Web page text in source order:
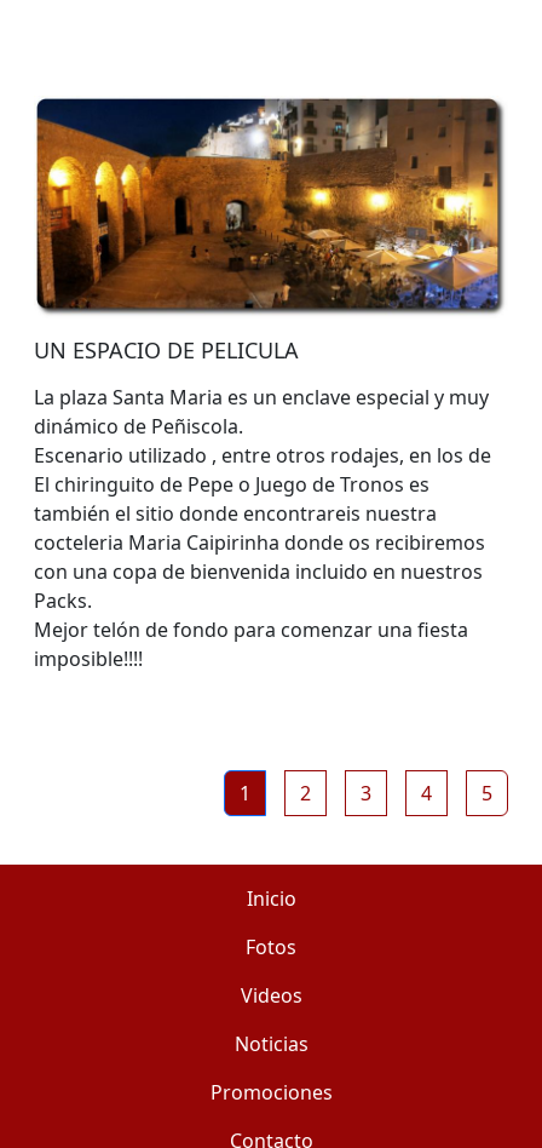
UN ESPACIO DE PELICULA
La plaza Santa Maria es un enclave especial y muy
dinámico de Peñiscola.
Escenario utilizado , entre otros rodajes, en los de
El chiringuito de Pepe o Juego de Tronos es
también el sitio donde encontrareis nuestra
cocteleria Maria Caipirinha donde os recibiremos
con una copa de bienvenida incluido en nuestros
Packs.
Mejor telón de fondo para comenzar una fiesta
imposible!!!!
1 2 3 4 5
Inicio
Fotos
Videos
Noticias
Promociones
Contacto